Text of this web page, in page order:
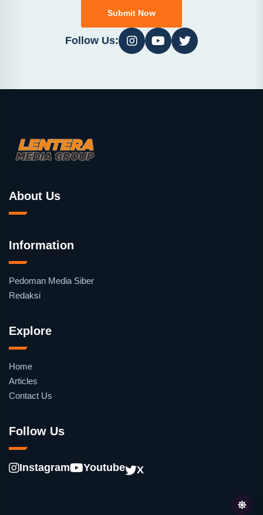
Submit Now
Follow Us:
About Us
Information
Pedoman Media Siber
Redaksi
Explore
Home
Articles
Contact Us
Follow Us
Instagram Youtube X